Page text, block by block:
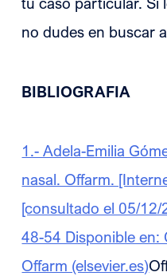
no dudes en buscar
BIBLIOGRAFIA
1.- Adela-Emilia
nasal. Offarm.
[consultado el 05/
48-54 Disponible en:
Offarm (elsevier.es)